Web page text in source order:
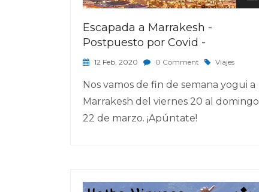
Escapada a Marrakesh -
Postpuesto por Covid -
12 Feb, 2020 0 Comment Viajes
Nos vamos de fin de semana yogui a
Marrakesh del viernes 20 al domingo
22 de marzo. ¡Apúntate!